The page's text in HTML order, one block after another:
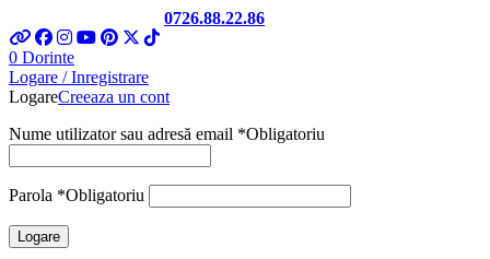
0726.88.22.86
0 Dorinte
Logare / Inregistrare
LogareCreeaza un cont
Nume utilizator sau adresă email *Obligatoriu
Parola *Obligatoriu
Logare